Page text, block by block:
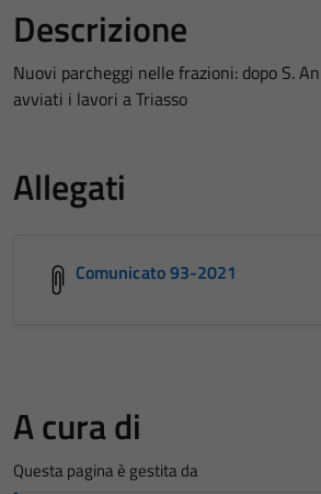
Descrizione
Nuovi parcheggi nelle frazioni: dopo S.
avviati i lavori a Triasso
Allegati
Comunicato 93-2021
A cura di
Questa pagina è gestita da